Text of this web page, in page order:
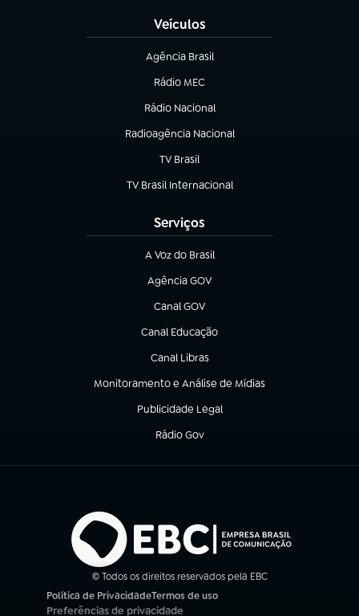
Veículos
Agência Brasil
(abre em nova aba)
Rádio MEC
Rádio Nacional
(abre em nova aba)
Radioagência Nacional
(abre em nova aba)
TV Brasil
(abre em nova aba)
TV Brasil Internacional
(abre em nova aba)
Serviços
A Voz do Brasil
(abre em nova aba)
Agência GOV
(abre em nova aba)
Canal GOV
(abre em nova aba)
Canal Educação
(abre em nova aba)
Canal Libras
(abre em nova aba)
Monitoramento e Análise de Mídias
(abre em nova aba)
Publicidade Legal
(abre em nova aba)
Rádio Gov
(abre em nova aba)
© Todos os direitos reservados pela EBC
Política de Privacidade
(abre em nova aba)
Termos de uso
(abre em nova aba)
Preferências de privacidade